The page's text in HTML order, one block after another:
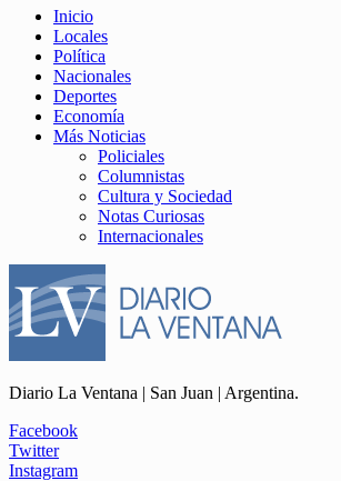
Inicio
Locales
Política
Nacionales
Deportes
Economía
Más Noticias
Policiales
Columnistas
Cultura y Sociedad
Notas Curiosas
Internacionales
Diario La Ventana | San Juan | Argentina.
Facebook
Twitter
Instagram